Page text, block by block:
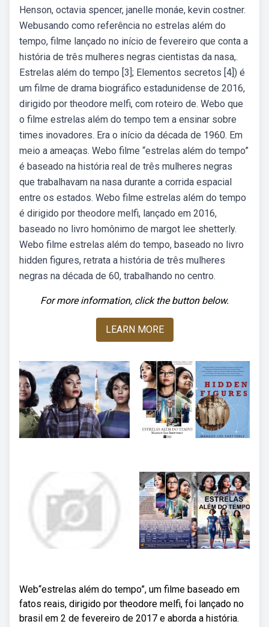
Henson, octavia spencer, janelle monáe, kevin costner.
Webusando como referência no estrelas além do
tempo, filme lançado no início de fevereiro que conta a
história de três mulheres negras cientistas da nasa,.
Estrelas além do tempo [3]; Elementos secretos [4]) é
um filme de drama biográfico estadunidense de 2016,
dirigido por theodore melfi, com roteiro de. Webo que
o filme estrelas além do tempo tem a ensinar sobre
times inovadores. Era o início da década de 1960. Em
meio a ameaças. Webo filme “estrelas além do tempo”
é baseado na história real de três mulheres negras
que trabalhavam na nasa durante a corrida espacial
entre os estados. Webo filme estrelas além do tempo
é dirigido por theodore melfi, lançado em 2016,
baseado no livro homônimo de margot lee shetterly.
Webo filme estrelas além do tempo, baseado no livro
hidden figures, retrata a história de três mulheres
negras na década de 60, trabalhando no centro.
For more information, click the button below.
LEARN MORE
Web“estrelas além do tempo”, um filme baseado em
fatos reais, dirigido por theodore melfi, foi lançado no
brasil em 2 de fevereiro de 2017 e aborda a história.